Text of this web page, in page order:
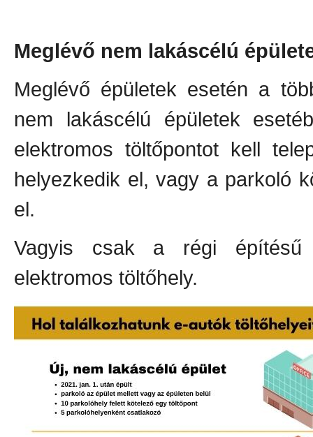
Meglévő nem lakáscélú
Meglévő épületek esetén a
nem lakáscélú épületek
elektromos töltőpontot kell
helyezkedik el, vagy a parkoló
el.
Vagyis csak a régi építésű
elektromos töltőhely.